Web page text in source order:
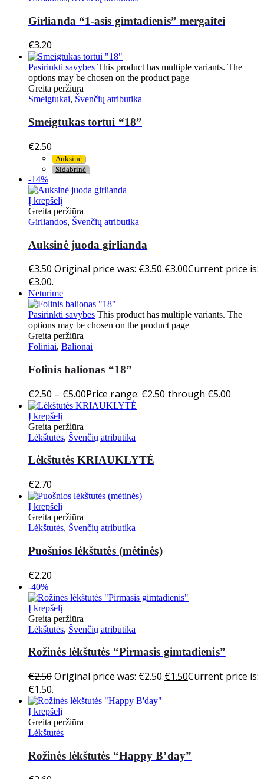
Girlianda “1-asis gimtadienis” mergaitei
€3.20
Pasirinkti savybes This product has multiple variants. The
options may be chosen on the product page
Greita peržiūra
Smeigtukai, Švenčių atributika
Smeigtukas tortui “18”
€2.50
Auksinė
Sidabrinė
-14%
Į krepšelį
Greita peržiūra
Girliandos, Švenčių atributika
Auksinė juoda girlianda
€3.50Original price was: €3.50.€3.00Current price is:
€3.00.
Neturime
Pasirinkti savybes This product has multiple variants. The
options may be chosen on the product page
Greita peržiūra
Foliniai, Balionai
Folinis balionas “18”
€2.50 – €5.00Price range: €2.50 through €5.00
Į krepšelį
Greita peržiūra
Lėkštutės, Švenčių atributika
Lėkštutės KRIAUKLYTĖ
€2.70
Į krepšelį
Greita peržiūra
Lėkštutės, Švenčių atributika
Puošnios lėkštutės (mėtinės)
€2.20
-40%
Į krepšelį
Greita peržiūra
Lėkštutės, Švenčių atributika
Rožinės lėkštutės “Pirmasis gimtadienis”
€2.50Original price was: €2.50.€1.50Current price is:
€1.50.
Į krepšelį
Greita peržiūra
Lėkštutės
Rožinės lėkštutės “Happy B’day”